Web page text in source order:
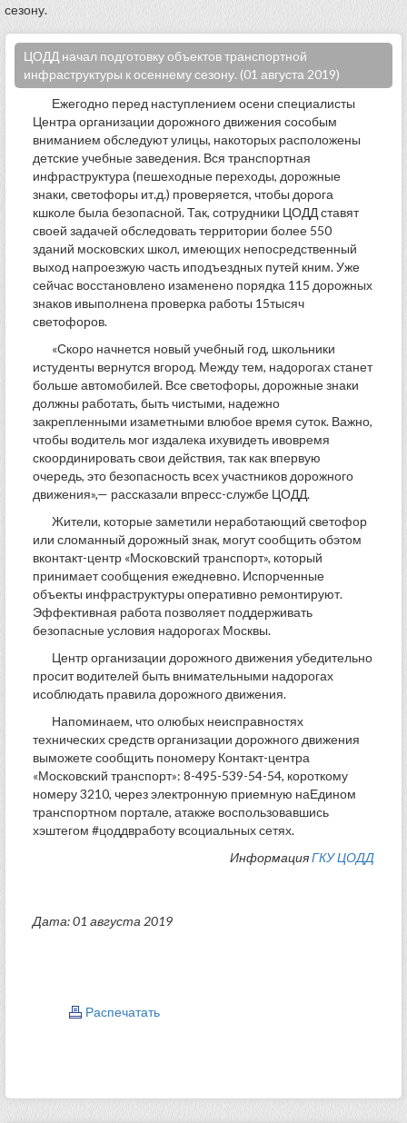
сезону.
ЦОДД начал подготовку объектов транспортной
инфраструктуры к осеннему сезону. (01 августа 2019)
Ежегодно перед наступлением осени специалисты
Центра организации дорожного движения сособым
вниманием обследуют улицы, накоторых расположены
детские учебные заведения. Вся транспортная
инфраструктура (пешеходные переходы, дорожные
знаки, светофоры ит.д.) проверяется, чтобы дорога
кшколе была безопасной. Так, сотрудники ЦОДД ставят
своей задачей обследовать территории более 550
зданий московских школ, имеющих непосредственный
выход напроезжую часть иподъездных путей кним. Уже
сейчас восстановлено изаменено порядка 115 дорожных
знаков ивыполнена проверка работы 15тысяч
светофоров.
«Скоро начнется новый учебный год, школьники
истуденты вернутся вгород. Между тем, надорогах станет
больше автомобилей. Все светофоры, дорожные знаки
должны работать, быть чистыми, надежно
закрепленными изаметными влюбое время суток. Важно,
чтобы водитель мог издалека ихувидеть ивовремя
скоординировать свои действия, так как впервую
очередь, это безопасность всех участников дорожного
движения»,— рассказали впресс-службе ЦОДД.
Жители, которые заметили неработающий светофор
или сломанный дорожный знак, могут сообщить обэтом
вконтакт-центр «Московский транспорт», который
принимает сообщения ежедневно. Испорченные
объекты инфраструктуры оперативно ремонтируют.
Эффективная работа позволяет поддерживать
безопасные условия надорогах Москвы.
Центр организации дорожного движения убедительно
просит водителей быть внимательными надорогах
исоблюдать правила дорожного движения.
Напоминаем, что олюбых неисправностях
технических средств организации дорожного движения
выможете сообщить пономеру Контакт-центра
«Московский транспорт»: 8-495-539-54-54, короткому
номеру 3210, через электронную приемную наЕдином
транспортном портале, атакже воспользовавшись
хэштегом #цоддвработу всоциальных сетях.
ИнформацияГКУ ЦОДД
Дата: 01 августа 2019
Распечатать